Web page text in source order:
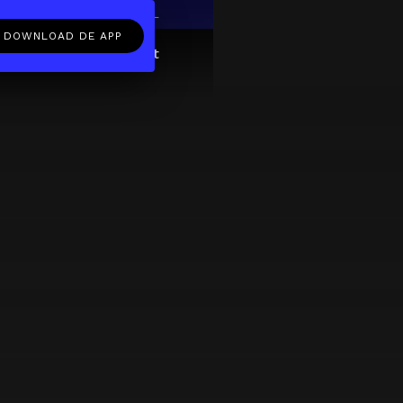
NL
OverFAQContact
DOWNLOAD DE APP